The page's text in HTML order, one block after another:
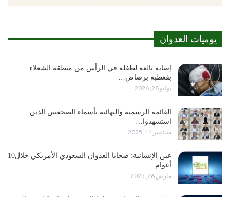
يوميات العدوان
إصابة بالغة لطفلة في الرأس من منطقة الشعلاء
بقعطبة برصاص…
يوليو 28, 2026
القائمة الرسمية والنهائية بأسماء الصحفيين الذين
استشهدوا…
سبتمبر 14, 2025
عين الإنسانية: ضحايا العدوان السعودي الأمريكي خلال10
أعوام…
مارس 26, 2025